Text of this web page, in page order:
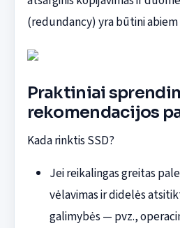
(redundancy) yra būtini
Praktiniai
rekomendacijos
Kada rinktis SSD?
Jei reikalingas greitas
vėlavimas ir didelės
galimybės — pvz.,